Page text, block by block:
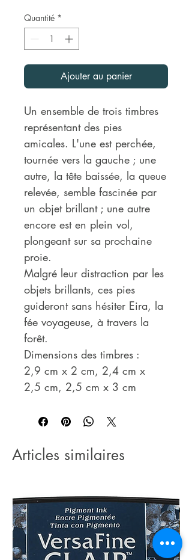
Quantité *
Ajouter au panier
Un ensemble de trois timbres
représentant des pies
amicales. L'une est perchée,
tournée vers la gauche ; une
autre, la tête baissée, la queue
relevée, semble fascinée par
un objet brillant ; une autre
encore est en plein vol,
plongeant sur sa prochaine
proie.
Malgré leur distraction par les
objets brillants, ces pies
guideront sans hésiter Eira, la
fée voyageuse, à travers la
forêt.
Dimensions des timbres :
2,9 cm x 2 cm, 2,4 cm x
2,5 cm, 2,5 cm x 3 cm
Articles similaires